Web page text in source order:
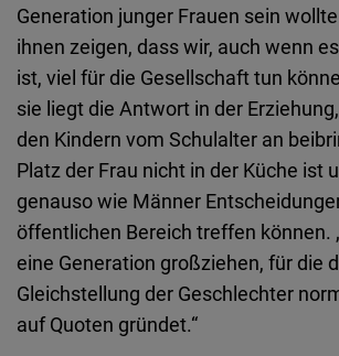
Generation junger Frauen sein
ihnen zeigen, dass wir, auch wenn
ist, viel für die Gesellschaft tun
sie liegt die Antwort in der
den Kindern vom Schulalter an
Platz der Frau nicht in der Küche ist
genauso wie Männer
öffentlichen Bereich treffen können.
eine Generation großziehen, für die
Gleichstellung der Geschlechter
auf Quoten gründet.“